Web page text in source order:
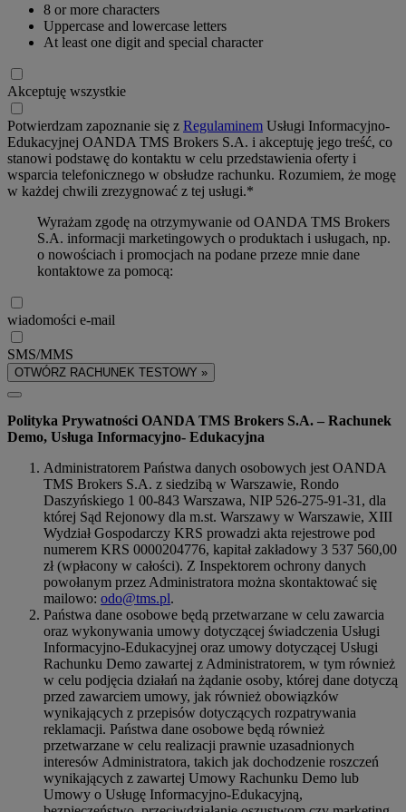
8 or more characters
Uppercase and lowercase letters
At least one digit and special character
Akceptuję wszystkie
Potwierdzam zapoznanie się z Regulaminem Usługi Informacyjno-
Edukacyjnej OANDA TMS Brokers S.A. i akceptuję jego treść, co
stanowi podstawę do kontaktu w celu przedstawienia oferty i
wsparcia telefonicznego w obsłudze rachunku. Rozumiem, że mogę
w każdej chwili zrezygnować z tej usługi.*
Wyrażam zgodę na otrzymywanie od OANDA TMS Brokers
S.A. informacji marketingowych o produktach i usługach, np.
o nowościach i promocjach na podane przeze mnie dane
kontaktowe za pomocą:
wiadomości e-mail
SMS/MMS
OTWÓRZ RACHUNEK TESTOWY »
Polityka Prywatności OANDA TMS Brokers S.A. – Rachunek
Demo, Usługa Informacyjno- Edukacyjna
Administratorem Państwa danych osobowych jest OANDA
TMS Brokers S.A. z siedzibą w Warszawie, Rondo
Daszyńskiego 1 00-843 Warszawa, NIP 526-275-91-31, dla
której Sąd Rejonowy dla m.st. Warszawy w Warszawie, XIII
Wydział Gospodarczy KRS prowadzi akta rejestrowe pod
numerem KRS 0000204776, kapitał zakładowy 3 537 560,00
zł (wpłacony w całości). Z Inspektorem ochrony danych
powołanym przez Administratora można skontaktować się
mailowo: odo@tms.pl.
Państwa dane osobowe będą przetwarzane w celu zawarcia
oraz wykonywania umowy dotyczącej świadczenia Usługi
Informacyjno-Edukacyjnej oraz umowy dotyczącej Usługi
Rachunku Demo zawartej z Administratorem, w tym również
w celu podjęcia działań na żądanie osoby, której dane dotyczą
przed zawarciem umowy, jak również obowiązków
wynikających z przepisów dotyczących rozpatrywania
reklamacji. Państwa dane osobowe będą również
przetwarzane w celu realizacji prawnie uzasadnionych
interesów Administratora, takich jak dochodzenie roszczeń
wynikających z zawartej Umowy Rachunku Demo lub
Umowy o Usługę Informacyjno-Edukacyjną,